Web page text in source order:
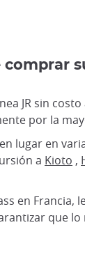
JR sin
por la
lugar en
a Kioto ,
en Francia,
que